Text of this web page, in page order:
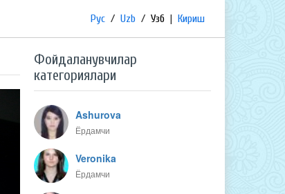
Рус / Uzb / Узб | Кириш
Фойдаланувчилар
категориялари
Ashurova
Ёрдамчи
Veronika
Ёрдамчи